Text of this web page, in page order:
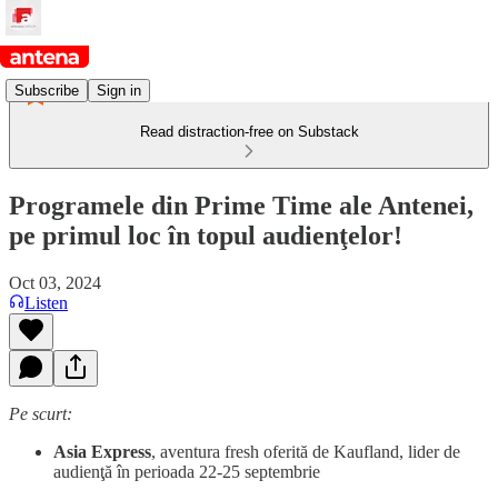
Subscribe Sign in
Read distraction-free on Substack
Programele din Prime Time ale Antenei,
pe primul loc în topul audienţelor!
Oct 03, 2024
Listen
Pe scurt:
Asia Express, aventura fresh oferită de Kaufland, lider de
audienţă în perioada 22-25 septembrie